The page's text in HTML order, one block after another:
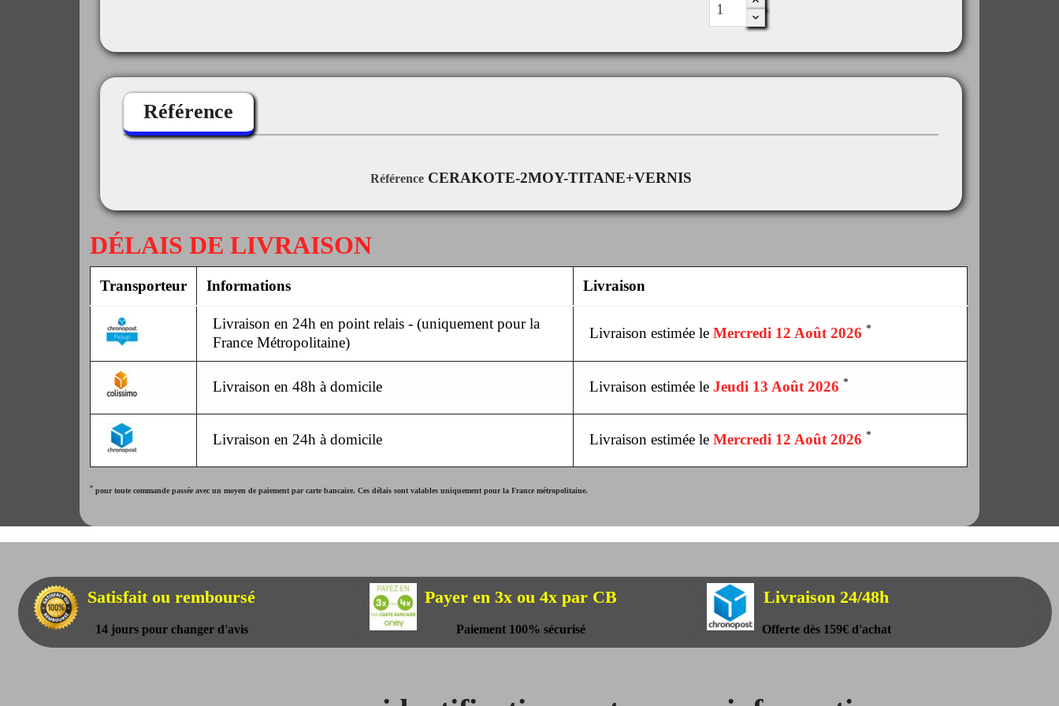
Référence
Référence CERAKOTE-2MOY-TITANE+VERNIS
DÉLAIS DE LIVRAISON
Transporteur Informations Livraison
Livraison en 24h en point relais - (uniquement pour la
France Métropolitaine)
Livraison estimée le Mercredi 12 Août 2026 *
Livraison en 48h à domicile Livraison estimée le Jeudi 13 Août 2026 *
Livraison en 24h à domicile Livraison estimée le Mercredi 12 Août 2026 *
*pour toute commande passée avec un moyen de paiement par carte bancaire. Ces délais sont valables uniquement pour la France métropolitaine.
Satisfait ou remboursé
14 jours pour changer d'avis
Payer en 3x ou 4x par CB
Paiement 100% sécurisé
Livraison 24/48h
Offerte dès 159€ d'achat